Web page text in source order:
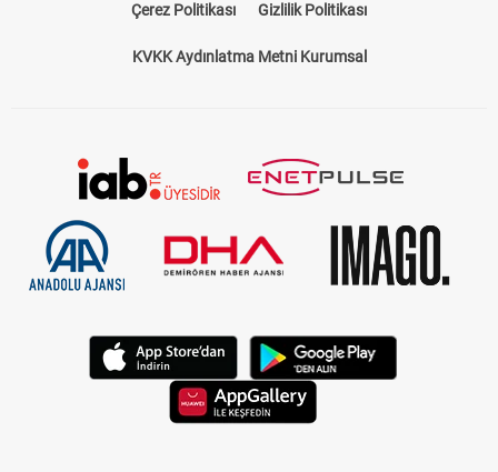
Çerez Politikası Gizlilik Politikası
KVKK Aydınlatma Metni Kurumsal